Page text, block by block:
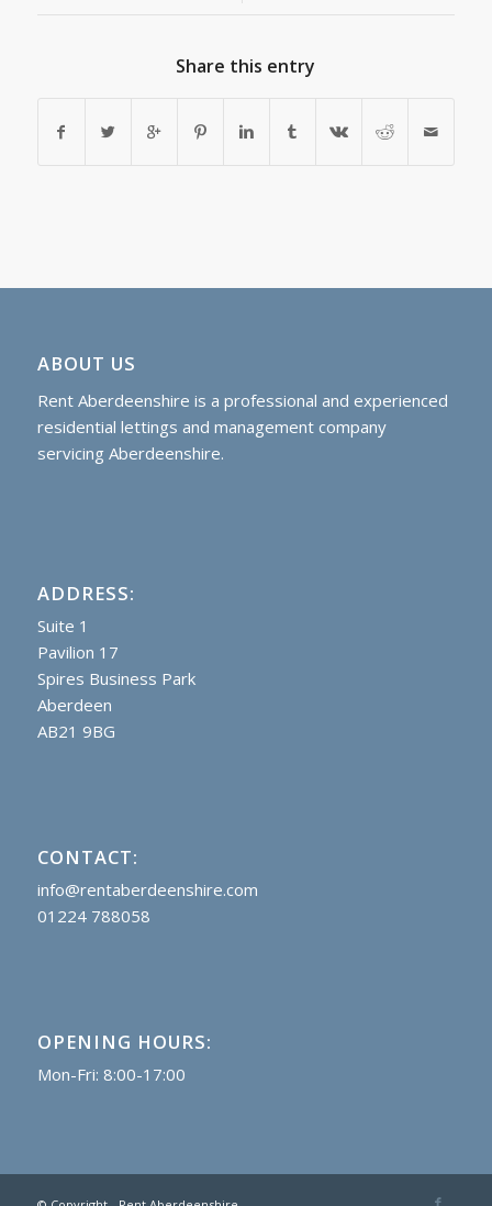
Share this entry
ABOUT US
Rent Aberdeenshire is a professional and experienced
residential lettings and management company
servicing Aberdeenshire.
ADDRESS:
Suite 1
Pavilion 17
Spires Business Park
Aberdeen
AB21 9BG
CONTACT:
info@rentaberdeenshire.com
01224 788058
OPENING HOURS:
Mon-Fri: 8:00-17:00